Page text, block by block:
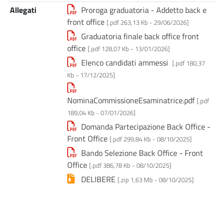
Allegati
Proroga graduatoria - Addetto back e
front office [.pdf 263,13 Kb - 29/06/2026]
Graduatoria finale back office front
office [.pdf 128,07 Kb - 13/01/2026]
Elenco candidati ammessi [.pdf 180,37
Kb - 17/12/2025]
NominaCommissioneEsaminatrice.pdf [.pdf
189,04 Kb - 07/01/2026]
Domanda Partecipazione Back Office -
Front Office [.pdf 299,84 Kb - 08/10/2025]
Bando Selezione Back Office - Front
Office [.pdf 386,78 Kb - 08/10/2025]
DELIBERE [.zip 1,63 Mb - 08/10/2025]